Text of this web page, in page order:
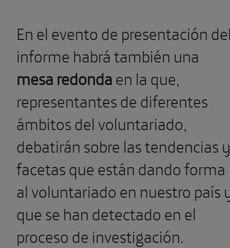
En el evento de presentación
informe habrá también una
mesa redondaen la que,
representantes de diferentes
ámbitos del voluntariado,
debatirán sobre las tendencias y
facetas que están dando forma
al voluntariado en nuestro país
que se han detectado en el
proceso de investigación.